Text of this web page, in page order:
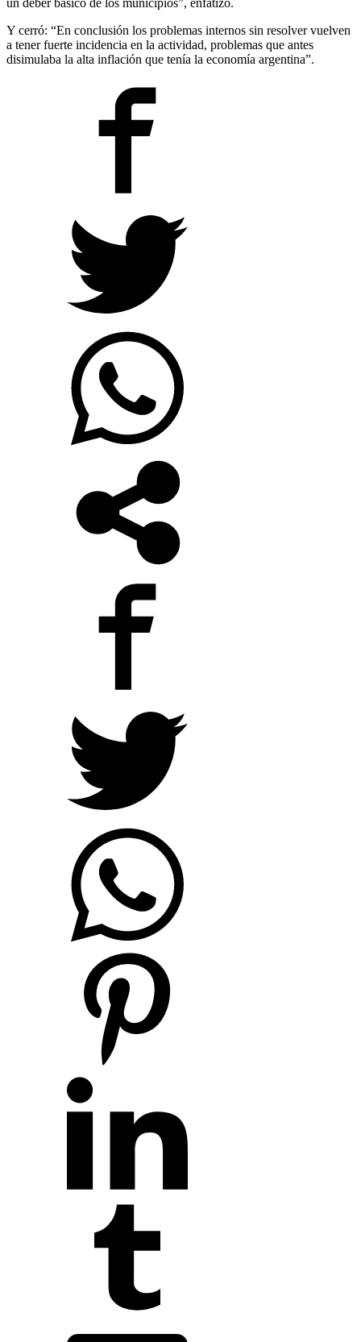
un deber básico de los municipios”, enfatizó.
Y cerró: “En conclusión los problemas internos sin resolver vuelven
a tener fuerte incidencia en la actividad, problemas que antes
disimulaba la alta inflación que tenía la economía argentina”.